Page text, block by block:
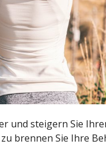
und steigern Sie
brennen Sie Ihre